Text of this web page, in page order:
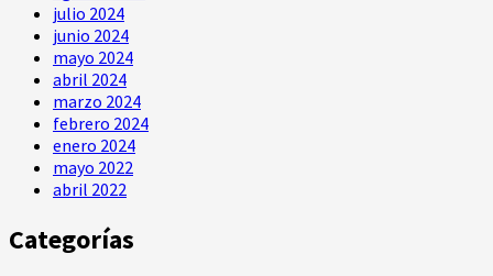
julio 2024
junio 2024
mayo 2024
abril 2024
marzo 2024
febrero 2024
enero 2024
mayo 2022
abril 2022
Categorías